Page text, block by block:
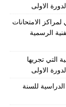
لمراكز الامتحانات
الرسمية
التي تجريها
للسنة